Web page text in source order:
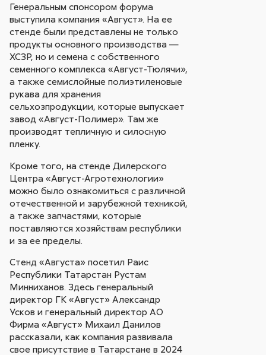
Генеральным спонсором форума
выступила компания «Август». На ее
стенде были представлены не только
продукты основного производства —
ХСЗР, но и семена с собственного
семенного комплекса «Август-Тюлячи»,
а также семислойные полиэтиленовые
рукава для хранения
сельхозпродукции, которые выпускает
завод «Август-Полимер». Там же
производят тепличную и силосную
пленку.
Кроме того, на стенде Дилерского
Центра «Август-Агротехнологии»
можно было ознакомиться с различной
отечественной и зарубежной техникой,
а также запчастями, которые
поставляются хозяйствам республики
и за ее пределы.
Стенд «Августа» посетил Раис
Республики Татарстан Рустам
Минниханов. Здесь генеральный
директор ГК «Август» Александр
Усков и генеральный директор АО
Фирма «Август» Михаил Данилов
рассказали, как компания развивала
свое присутствие в Татарстане в 2024